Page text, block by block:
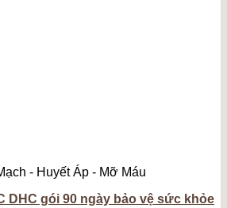
- Huyết Áp - Mỡ Máu
DHC gói 90 ngày bảo vệ sức khỏe